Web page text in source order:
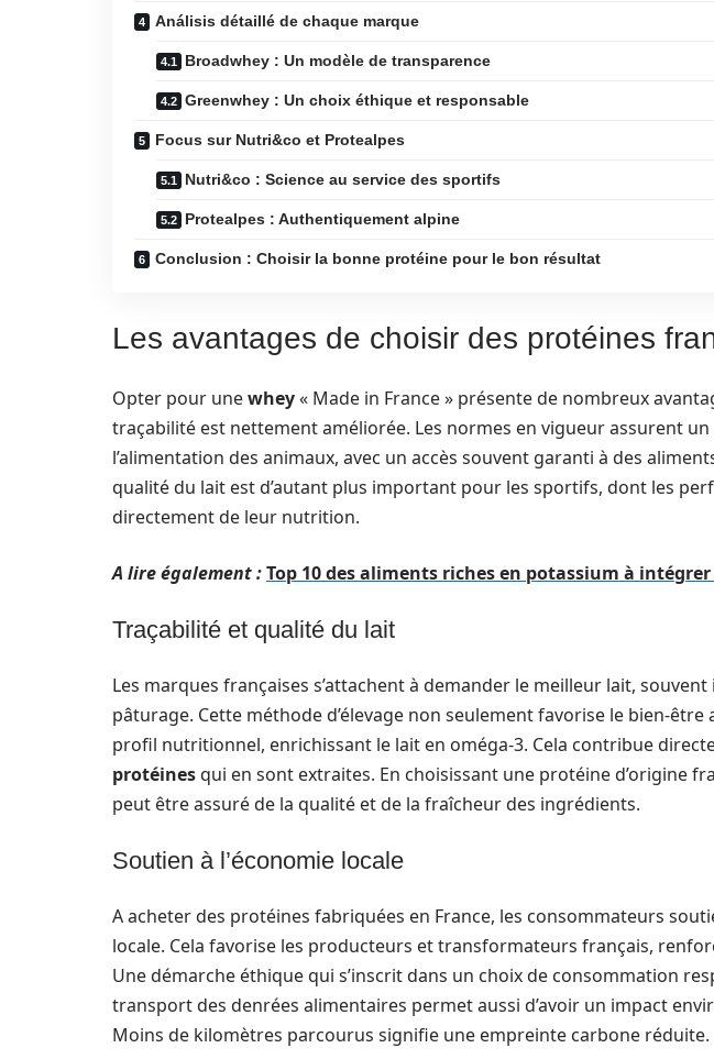
Análisis détaillé de chaque marque
Broadwhey : Un modèle de transparence
Greenwhey : Un choix éthique et responsable
Focus sur Nutri&co et Protealpes
Nutri&co : Science au service des sportifs
Protealpes : Authentiquement alpine
Conclusion : Choisir la bonne protéine pour le bon résultat
Les avantages de choisir des protéines
Opter pour unewhey« Made in France » présente de nombreux
traçabilité est nettement améliorée. Les normes en vigueur assurent
l’alimentation des animaux, avec un accès souvent garanti à des
qualité du lait est d’autant plus important pour les sportifs, dont les
directement de leur nutrition.
A lire également :Top 10 des aliments riches en potassium à
Traçabilité et qualité du lait
Les marques françaises s’attachent à demander le meilleur lait, souvent
pâturage. Cette méthode d’élevage non seulement favorise le bien-être
profil nutritionnel, enrichissant le lait en oméga-3. Cela contribue
protéinesqui en sont extraites. En choisissant une protéine d’origine
peut être assuré de la qualité et de la fraîcheur des ingrédients.
Soutien à l’économie locale
A acheter des protéines fabriquées en France, les consommateurs
locale. Cela favorise les producteurs et transformateurs français,
Une démarche éthique qui s’inscrit dans un choix de consommation
transport des denrées alimentaires permet aussi d’avoir un impact
Moins de kilomètres parcourus signifie une empreinte carbone réduite.